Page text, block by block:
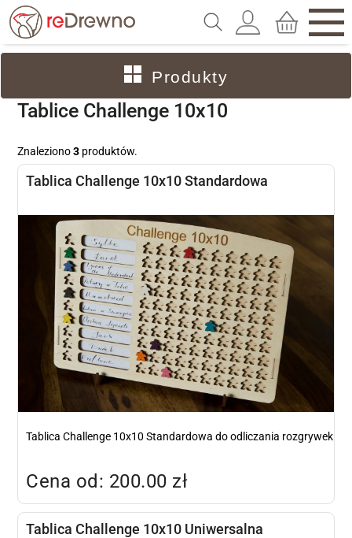
Produkty
Tablice Challenge 10x10
Znaleziono3 produktów.
Tablica Challenge 10x10 Standardowa
Tablica Challenge 10x10 Standardowa do odliczania rozgrywek
Cena od: 200.00 zł
Tablica Challenge 10x10 Uniwersalna